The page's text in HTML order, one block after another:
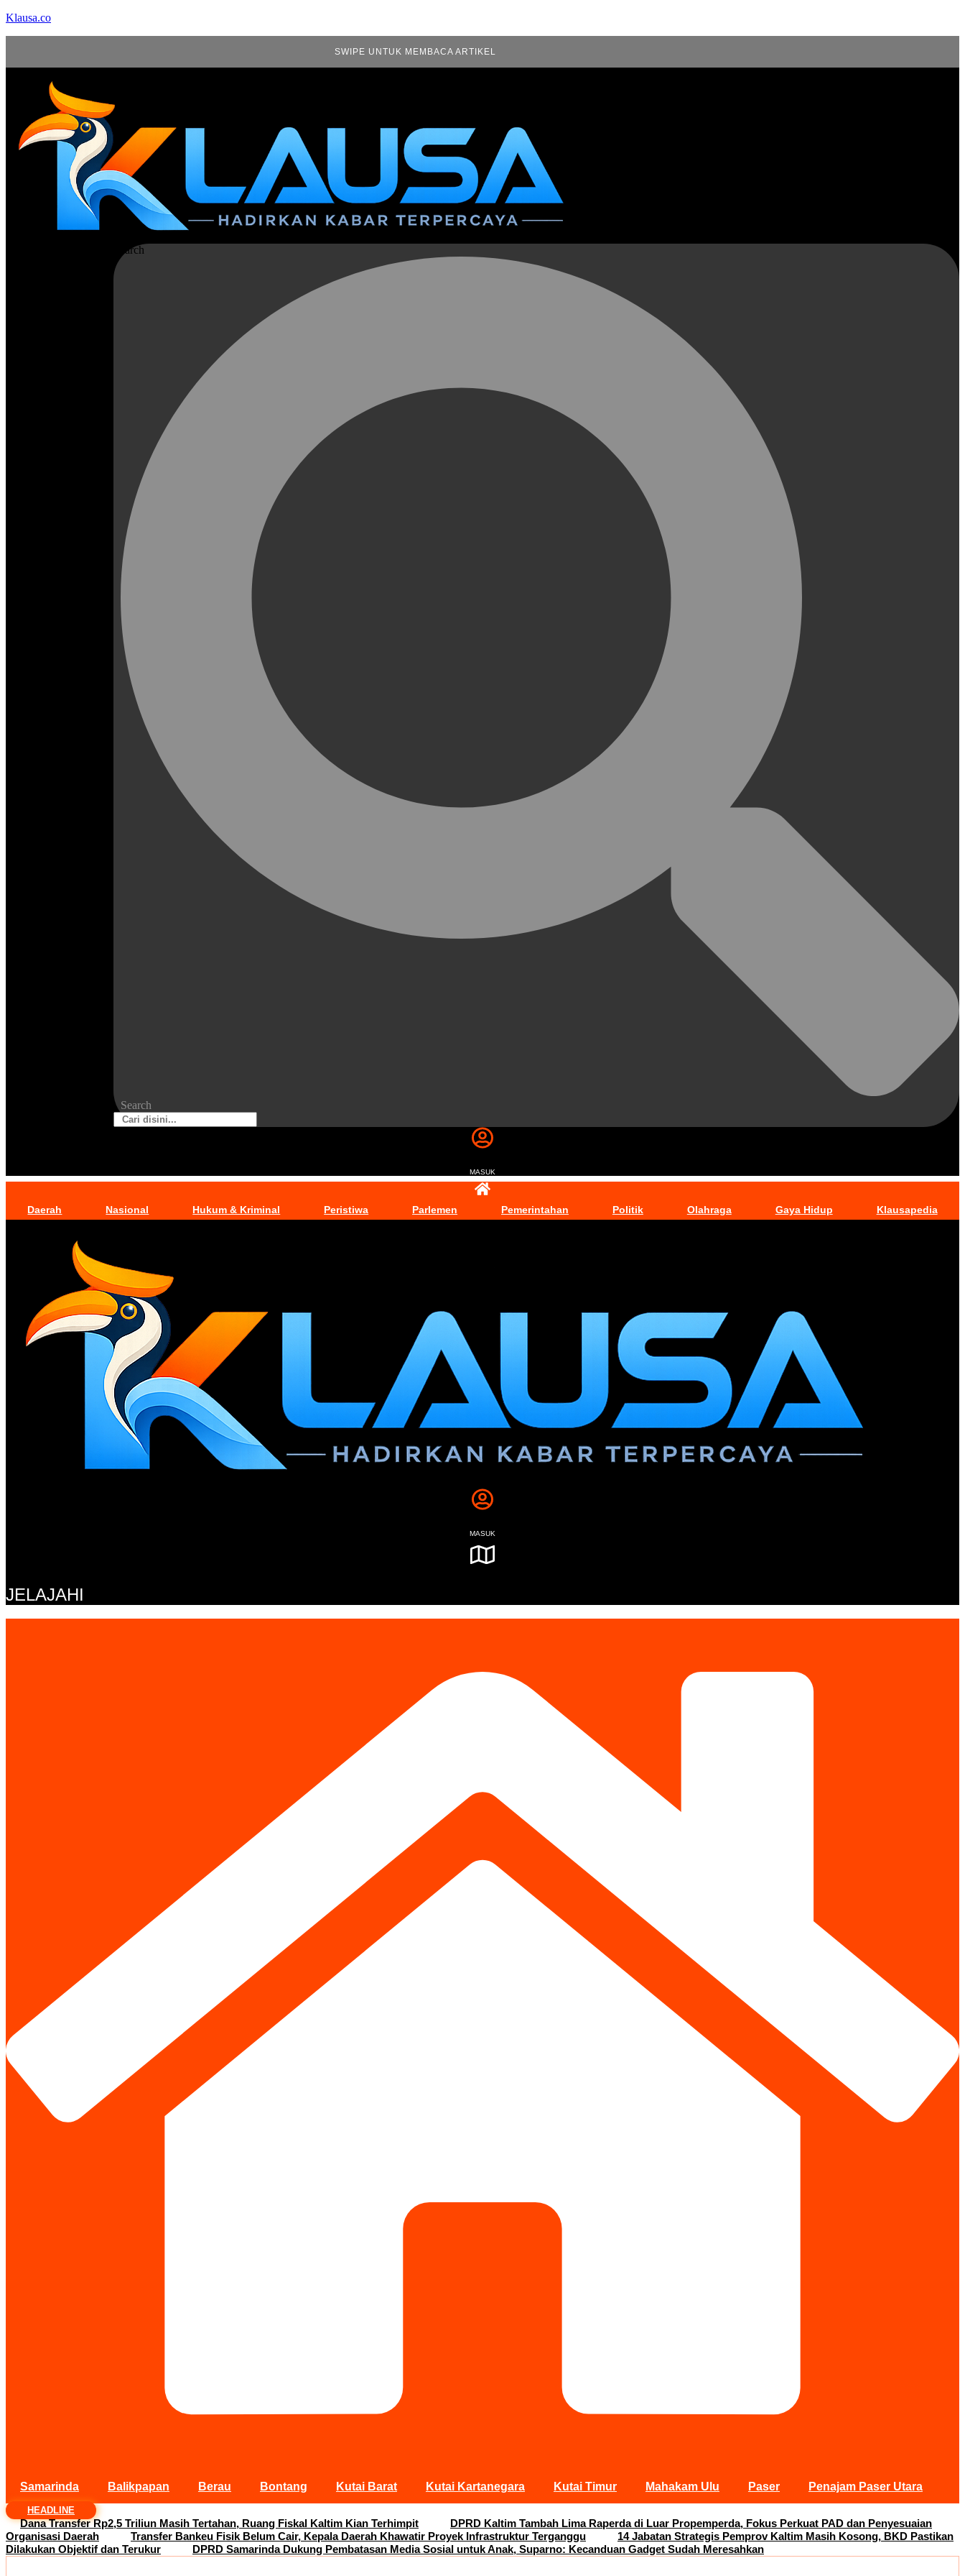
Klausa.co
SWIPE UNTUK MEMBACA ARTIKEL
Search
Search
MASUK
Daerah Nasional Hukum & Kriminal Peristiwa Parlemen Pemerintahan Politik Olahraga Gaya Hidup Klausapedia
MASUK
JELAJAHI
Samarinda Balikpapan Berau Bontang Kutai Barat Kutai Kartanegara Kutai Timur Mahakam Ulu Paser Penajam Paser Utara
HEADLINE
Dana Transfer Rp2,5 Triliun Masih Tertahan, Ruang Fiskal Kaltim Kian Terhimpit
DPRD Kaltim Tambah Lima Raperda di Luar Propemperda, Fokus Perkuat PAD dan Penyesuaian
Organisasi Daerah
Transfer Bankeu Fisik Belum Cair, Kepala Daerah Khawatir Proyek Infrastruktur Terganggu
14 Jabatan Strategis Pemprov Kaltim Masih Kosong, BKD Pastikan
Dilakukan Objektif dan Terukur
DPRD Samarinda Dukung Pembatasan Media Sosial untuk Anak, Suparno: Kecanduan Gadget Sudah Meresahkan